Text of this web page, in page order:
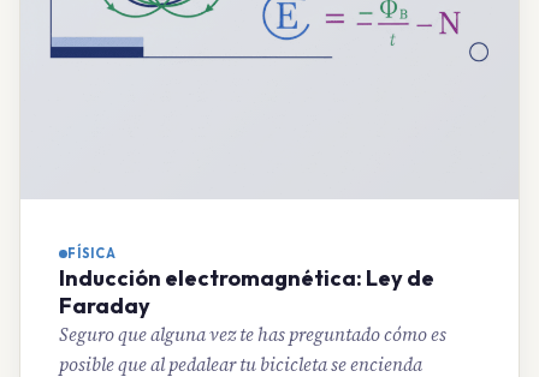
FÍSICA
Inducción electromagnética: Ley de
Faraday
Seguro que alguna vez te has preguntado cómo es
posible que al pedalear tu bicicleta se encienda